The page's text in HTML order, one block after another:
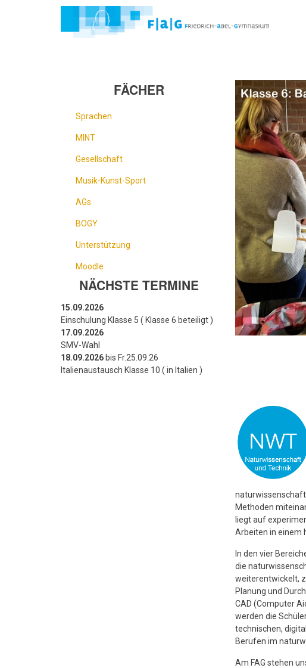
Methoden
liegt auf
Arbeiten in einem
In den vier
die
weiterentwickelt,
Planung und
CAD (Computer
werden die
technischen,
Berufen im
Am FAG stehen
FÄCHER
Sprachen
MINT
Gesellschaft
Musik-Kunst-Sport
AGs
BOGY
Unterstützung
Moodle
NÄCHSTE TERMINE
15.09.2026
Einschulung Klasse 5 ( Klasse 6 beteiligt )
17.09.2026
SMV-Wahl
18.09.2026 bis Fr.25.09.26
Italienaustausch Klasse 10 ( in Italien )